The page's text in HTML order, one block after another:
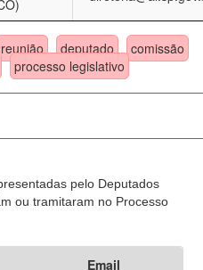
reunião deputado
comissão
processo legislativo
pelo Deputados
ou tramitaram no Processo
Email